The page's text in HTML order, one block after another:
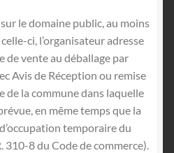
le domaine public, au moins
ci, l’organisateur adresse
de vente au déballage par
Avis de Réception ou remise
de la commune dans laquelle
en même temps que la
temporaire du
310-8 du Code de commerce).